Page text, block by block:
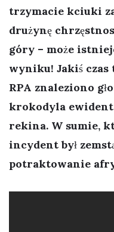
trzymacie kciuki
drużynę
góry – może
wyniku! Jakiś czas
RPA znaleziono
krokodyla
rekina. W sumie,
incydent był
potraktowanie